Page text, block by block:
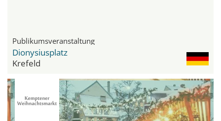
Publikumsveranstaltung
Dionysiusplatz
Krefeld